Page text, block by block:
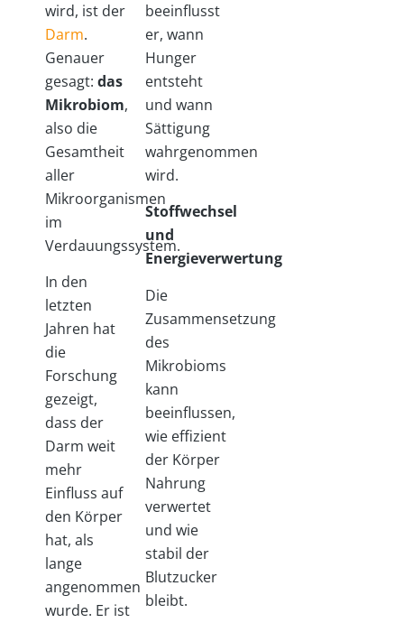
wird, ist der
Darm.
Genauer
gesagt: das
Mikrobiom,
also die
Gesamtheit
aller
Mikroorganismen
im
Verdauungssystem.
In den
letzten
Jahren hat
die
Forschung
gezeigt,
dass der
Darm weit
mehr
Einfluss auf
den Körper
hat, als
lange
angenommen
wurde. Er ist
beeinflusst
er, wann
Hunger
entsteht
und wann
Sättigung
wahrgenommen
wird.
Stoffwechsel
und
Energieverwertung
Die
Zusammensetzung
des
Mikrobioms
kann
beeinflussen,
wie effizient
der Körper
Nahrung
verwertet
und wie
stabil der
Blutzucker
bleibt.